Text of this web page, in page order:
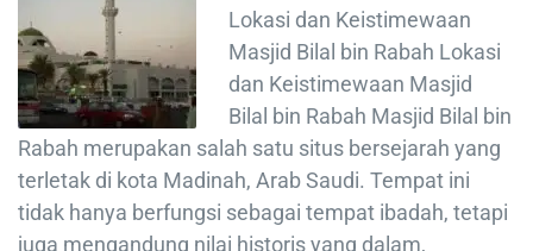
Lokasi dan Keistimewaan
Masjid Bilal bin Rabah Lokasi
dan Keistimewaan Masjid
Bilal bin Rabah Masjid Bilal bin
Rabah merupakan salah satu situs bersejarah yang
terletak di kota Madinah, Arab Saudi. Tempat ini
tidak hanya berfungsi sebagai tempat ibadah, tetapi
juga mengandung nilai historis yang dalam,